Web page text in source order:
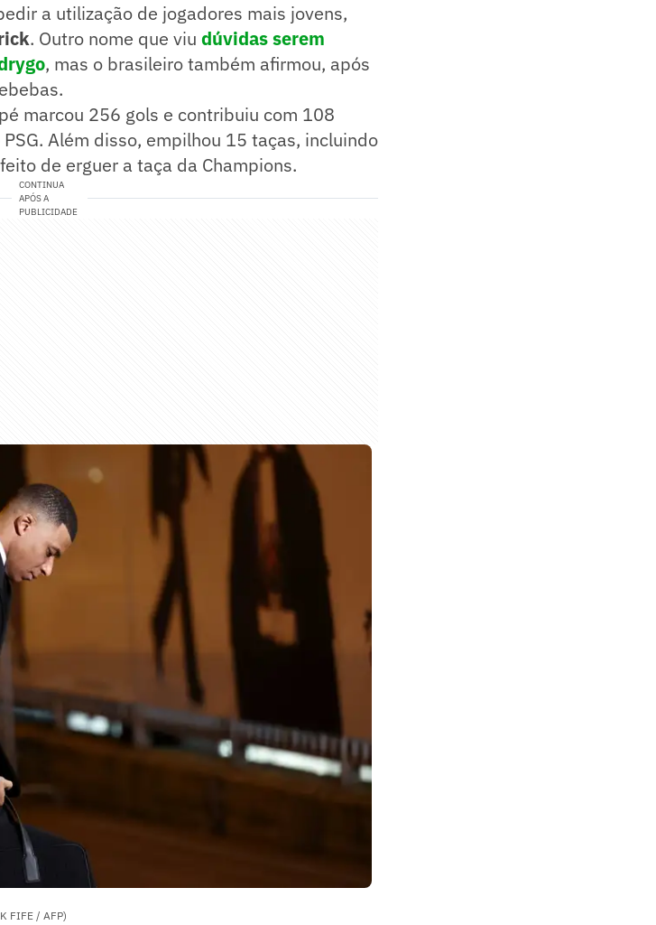
a utilização de jogadores mais jovens,
. Outro nome que viu dúvidas serem
, mas o brasileiro também afirmou, após
marcou 256 gols e contribuiu com 108
Além disso, empilhou 15 taças, incluindo
de erguer a taça da Champions.
CONTINUA
APÓS A
PUBLICIDADE
FIFE / AFP)